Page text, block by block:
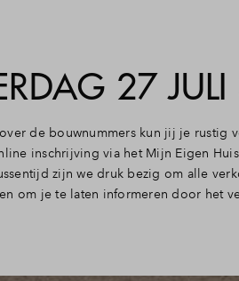
27 JULI
de bouwnummers kun jij je
inschrijving via het Mijn Eigen
zijn we druk bezig om alle
om je te laten informeren door het